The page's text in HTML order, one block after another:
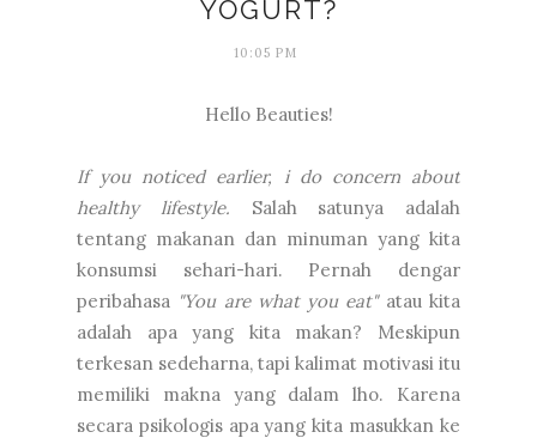
YOGURT?
10:05 PM
Hello Beauties!
If you noticed earlier, i do concern about
healthy lifestyle. Salah satunya adalah
tentang makanan dan minuman yang kita
konsumsi sehari-hari. Pernah dengar
peribahasa "You are what you eat"atau kita
adalah apa yang kita makan? Meskipun
terkesan sedeharna, tapi kalimat motivasi itu
memiliki makna yang dalam lho. Karena
secara psikologis apa yang kita masukkan ke